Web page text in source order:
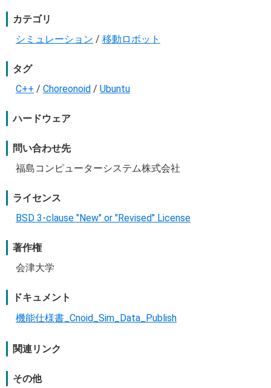
カテゴリ
シミュレーション / 移動ロボット
タグ
C++ / Choreonoid / Ubuntu
ハードウェア
問い合わせ先
福島コンピューターシステム株式会社
ライセンス
BSD 3-clause "New" or "Revised" License
著作権
会津大学
ドキュメント
機能仕様書_Cnoid_Sim_Data_Publish
関連リンク
その他